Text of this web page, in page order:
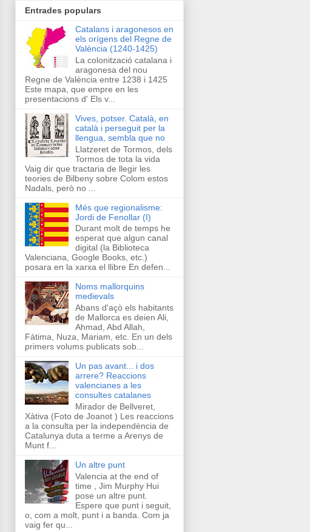
Entrades populars
Catalans i aragonesos en
els orígens del Regne de
València (1240-1425)
La colonització catalana i
aragonesa del nou
Regne de València entre 1238 i 1425
Este mapa, que empre en les
presentacions d' Els v...
Vives, potser. Català, en
català i perseguit per la
llengua, sembla que no
Llatzeret de Tormos, dels
Tormos de tota la vida
Vaig dir que tractaria de llegir les
teories de Bilbeny sobre Colom estos
Nadals, però no ...
Més que regionalisme:
Jordi de Fenollar (I)
Durant molt de temps he
esperat que algun canal
digital (la Biblioteca
Valenciana, Google Books, etc.)
posara en la xarxa el llibre En defen...
Noms mallorquins
medievals
Abans d'açò els habitants
de Mallorca es deien Ali,
Ahmad, Abd Allah,
Fàtima, Nuza, Mariam, etc. En un dels
primers volums publicats sob...
Un pas avant... i dos
arrere? Reaccions
valencianes a les
consultes catalanes
Mirador de Bellveret,
Xàtiva (Foto de Joanot ) Les reaccions
a la consulta per la independència de
Catalunya duta a terme a Arenys de
Munt f...
Un altre punt
Valencia at the end of
time , Jim Murphy Hui
pose un altre punt.
Espere que punt i seguit,
o, com a molt, punt i a banda. Com ja
vaig fer qu...